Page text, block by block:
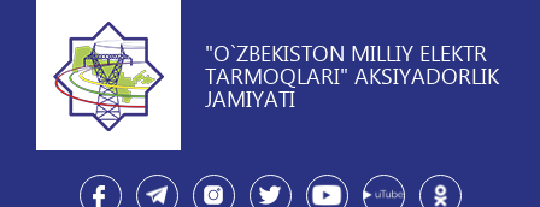
"O`ZBEKISTON MILLIY ELEKTR
TARMOQLARI" AKSIYADORLIK
JAMIYATI